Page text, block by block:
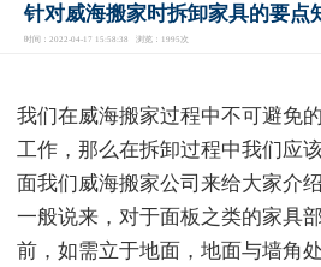
针对威海搬家时拆卸家具的要点
时间：2022-04-17 15:58:38 浏览：1995次
我们在威海搬家过程中不可避免
工作，那么在拆卸过程中我们应
面我们威海搬家公司来给大家介
一般说来，对于面板之类的家具
前，如需立于地面，地面与墙角